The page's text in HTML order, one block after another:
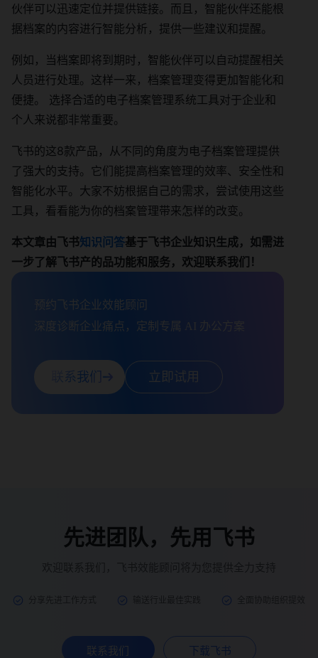
伙伴可以迅速定位并提供链接。而且，智能伙伴还能根
据档案的内容进行智能分析，提供一些建议和提醒。
例如，当档案即将到期时，智能伙伴可以自动提醒相关
人员进行处理。这样一来，档案管理变得更加智能化和
便捷。 选择合适的电子档案管理系统工具对于企业和
个人来说都非常重要。
飞书的这8款产品，从不同的角度为电子档案管理提供
了强大的支持。它们能提高档案管理的效率、安全性和
智能化水平。大家不妨根据自己的需求，尝试使用这些
工具，看看能为你的档案管理带来怎样的改变。
本文章由飞书知识问答基于飞书企业知识生成，如需进
一步了解飞书产的品功能和服务，欢迎联系我们！
预约飞书企业效能顾问
深度诊断企业痛点，定制专属 AI 办公方案
联系我们 立即试用
先进团队，先用飞书
联系我们 下载飞书